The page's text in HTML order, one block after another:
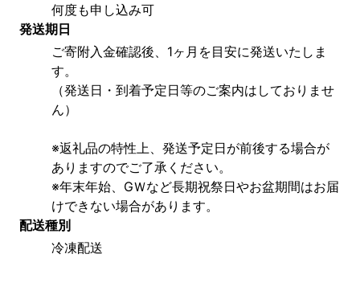
何度も申し込み可
発送期日
ご寄附入金確認後、1ヶ月を目安に発送いたしま
す。
（発送日・到着予定日等のご案内はしておりませ
ん）
※返礼品の特性上、発送予定日が前後する場合が
ありますのでご了承ください。
※年末年始、GＷなど長期祝祭日やお盆期間はお届
けできない場合があります。
配送種別
冷凍配送